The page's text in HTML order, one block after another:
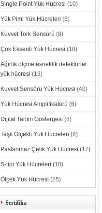
Single Point Yük Hücresi (10)
Yük Pimi Yük Hücreleri (6)
Kuvvet Tork Sensörü (8)
Çok Eksenli Yük Hücresi (10)
Ağırlık ölçme esneklik detektörler
yük hücresi (13)
Kuvvet Sensörü Yük Hücresi (40)
Yük Hücresi Amplifikatörü (6)
Dijital Tartım Göstergesi (8)
Taşıt Ölçekli Yük Hücreleri (8)
Paslanmaz Çelik Yük Hücresi (17)
S-tipi Yük Hücreleri (10)
Ölçek Yük Hücresi (25)
Sertifika